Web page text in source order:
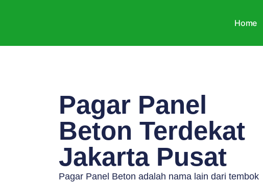
Home
Pagar Panel
Beton Terdekat
Jakarta Pusat
Pagar Panel Beton adalah nama lain dari tembok